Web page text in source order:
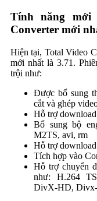
Tính năng mới
Converter mới
Hiện tại, Total Video
mới nhất là 3.71.
trội như:
Được bổ sung
cắt và ghép
Hỗ trợ
Bổ sung bộ
M2TS, avi, rm
Hỗ trợ
Tích hợp vào
Hỗ trợ chuyển
như: H.264
DivX-HD,